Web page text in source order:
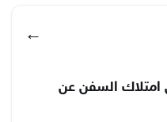
←
السفن عن